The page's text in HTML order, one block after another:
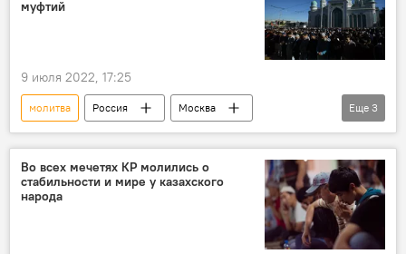
муфтий
9 июля 2022, 17:25
молитва Россия
Москва
мечеть
Курман айт
верующие
намаз
Еще 3
Во всех мечетях КР молились о
стабильности и мире у казахского
народа